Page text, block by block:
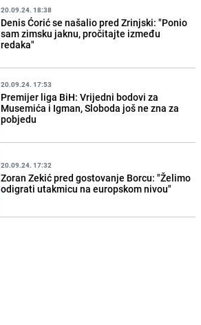
20.09.24. 18:38
Denis Ćorić se našalio pred Zrinjski: "Ponio
sam zimsku jaknu, pročitajte između
redaka"
20.09.24. 17:53
Premijer liga BiH: Vrijedni bodovi za
Musemića i Igman, Sloboda još ne zna za
pobjedu
20.09.24. 17:32
Zoran Zekić pred gostovanje Borcu: "Želimo
odigrati utakmicu na europskom nivou"